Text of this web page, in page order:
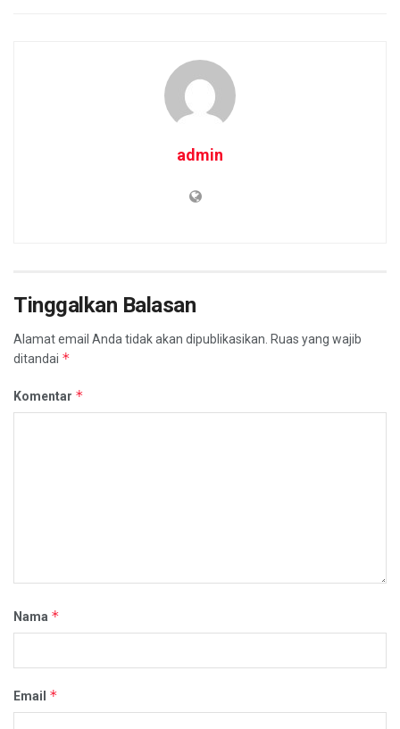
admin
Tinggalkan Balasan
Alamat email Anda tidak akan dipublikasikan. Ruas yang wajib
ditandai *
Komentar *
Nama *
Email *